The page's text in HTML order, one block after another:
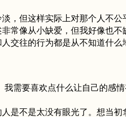
，但这样实际上对那个人不
常像从小缺爱，但我好像也
交往的行为都是从不知道什
需要喜欢点什么让自己的感
是不是太没有眼光了。想当